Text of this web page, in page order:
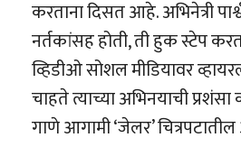
करताना दिसत आहे. अभिनेत्री
नर्तकांसह होती, ती हुक स्टेप
व्हिडीओ सोशल मीडियावर
चाहते त्याच्या अभिनयाची
गाणे आगामी ‘जेलर’